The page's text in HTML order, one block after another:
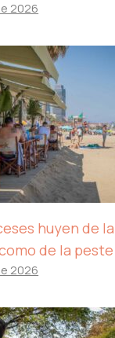
2026
huyen de
de la peste
2026